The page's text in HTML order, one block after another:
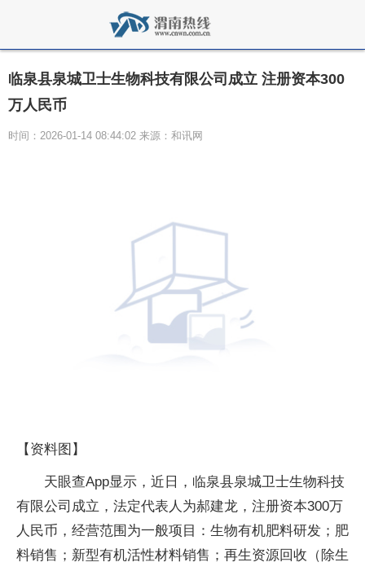
临泉县泉城卫士生物科技有限公司成立 注册资本300
万人民币
时间：2026-01-14 08:44:02 来源：和讯网
【资料图】
天眼查App显示，近日，临泉县泉城卫士生物科技
有限公司成立，法定代表人为郝建龙，注册资本300万
人民币，经营范围为一般项目：生物有机肥料研发；肥
料销售；新型有机活性材料销售；再生资源回收（除生